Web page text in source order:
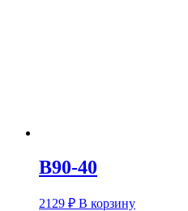
В90-40
2129 ₽ В корзину